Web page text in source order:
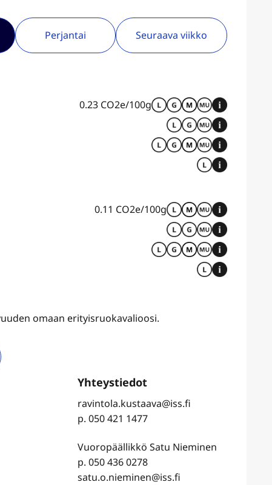
Perjantai Seuraava viikko
0.23 CO2e/100g
0.11 CO2e/100g
omaan erityisruokavalioosi.
ravintola.kustaava@iss.fi
p. 050 421 1477
Vuoropäällikkö Satu Nieminen
p. 050 436 0278
satu.o.nieminen@iss.fi